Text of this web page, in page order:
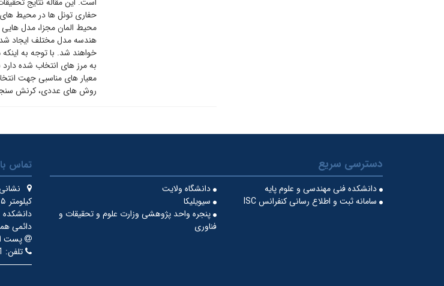
حفاری تونل ها در محیط های
محیط المان مجزا، مدل
هندسه مدل مختلف ایجاد
خواهند شد. با توجه به
به مرز های انتخاب شده
معیار های مناسبی جهت
روش های عددی، کرنش
دسترسی سریع
دانشگاه ولایت
دانشکده فنی مهندسی و علوم پایه
سیویلیکا
سامانه ثبت و اطلاع رسانی کنفرانس ISC
پنجره واحد پژوهشی وزارت علوم و تحقیقات و
فناوری
تماس
دائمی
پست
تلفن: